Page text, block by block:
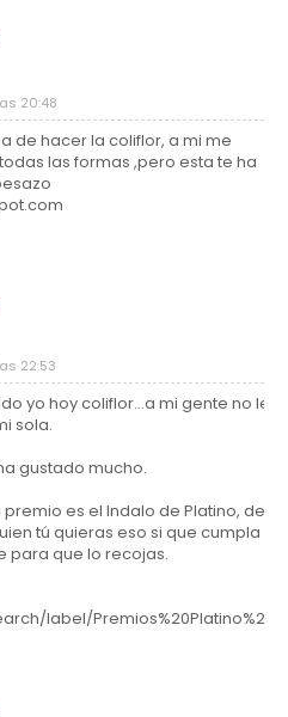
20:48
de hacer la coliflor, a mi me
las formas ,pero esta te ha
22:53
yo hoy coliflor...a mi gente no les
sola.
gustado mucho.
es el Indalo de Platino,
tú quieras eso si que cumpla
para que lo recojas.
label/